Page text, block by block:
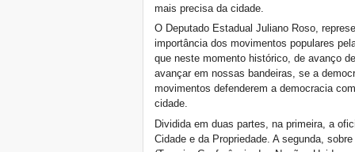
mais precisa da cidade.
O Deputado Estadual Juliano Roso,
importância dos movimentos populares
que neste momento histórico, de avanço
avançar em nossas bandeiras, se a
movimentos defenderem a democracia
cidade.
Dividida em duas partes, na primeira, a
Cidade e da Propriedade. A segunda,